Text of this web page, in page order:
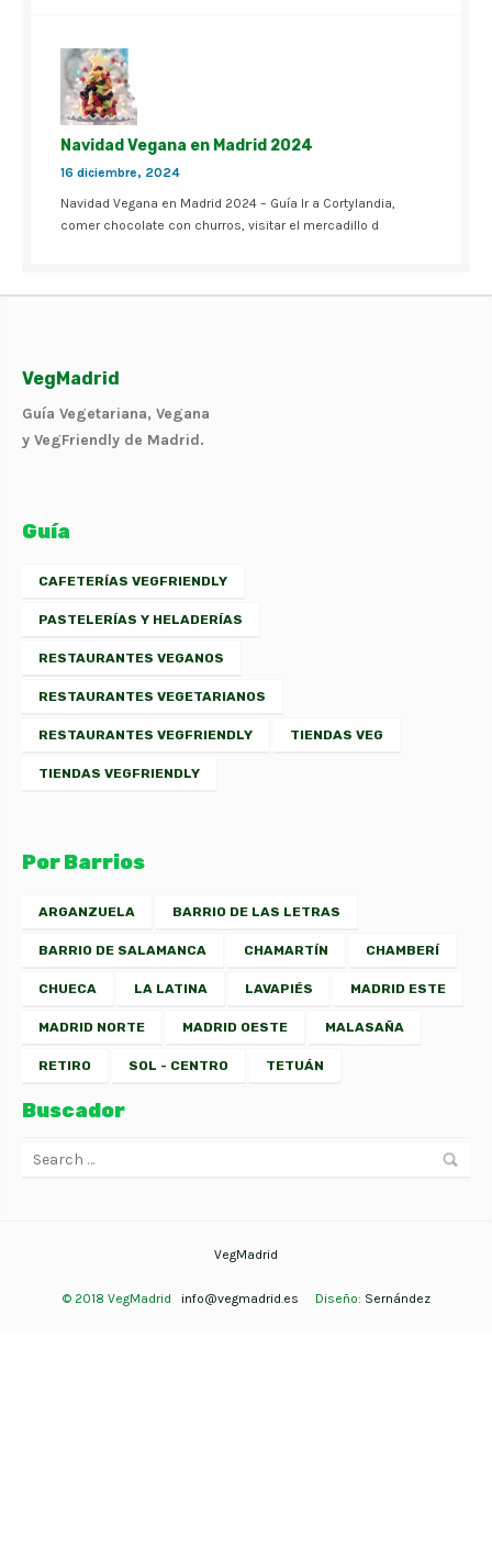
Navidad Vegana en Madrid 2024
16 diciembre, 2024
Navidad Vegana en Madrid 2024 – Guía Ir a Cortylandia,
comer chocolate con churros, visitar el mercadillo d
VegMadrid
Guía Vegetariana, Vegana
y VegFriendly de Madrid.
Guía
CAFETERÍAS VEGFRIENDLY
PASTELERÍAS Y HELADERÍAS
RESTAURANTES VEGANOS
RESTAURANTES VEGETARIANOS
RESTAURANTES VEGFRIENDLY TIENDAS VEG
TIENDAS VEGFRIENDLY
Por Barrios
ARGANZUELA BARRIO DE LAS LETRAS
BARRIO DE SALAMANCA CHAMARTÍN CHAMBERÍ
CHUECA LA LATINA LAVAPIÉS MADRID ESTE
MADRID NORTE MADRID OESTE MALASAÑA
RETIRO SOL - CENTRO TETUÁN
Buscador
VegMadrid
© 2018 VegMadrid info@vegmadrid.es Diseño: Sernández